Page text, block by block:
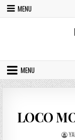
Skip to content
MENU
MENU
LOCO